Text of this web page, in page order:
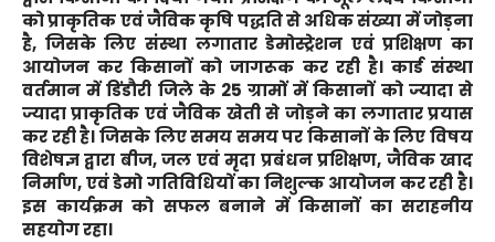
को प्राकृतिक एवं जैविक कृषि पद्धति से अधिक संख्या में जोड़ना
है, जिसके लिए संस्था लगातार डेमोस्ट्रेशन एवं प्रशिक्षण का
आयोजन कर किसानों को जागरूक कर रही है। कार्ड संस्था
वर्तमान में डिंडौरी जिले के 25 ग्रामों में किसानों को ज्यादा से
ज्यादा प्राकृतिक एवं जैविक खेती से जोड़ने का लगातार प्रयास
कर रही है। जिसके लिए समय समय पर किसानों के लिए विषय
विशेषज्ञ द्वारा बीज, जल एवं मृदा प्रबंधन प्रशिक्षण, जैविक खाद
निर्माण, एवं डेमो गतिविधियों का निशुल्क आयोजन कर रही है।
इस कार्यक्रम को सफल बनाने में किसानों का सराहनीय
सहयोग रहा।